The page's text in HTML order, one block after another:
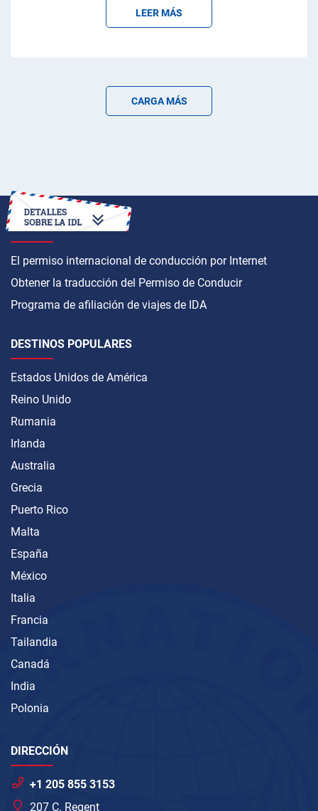
LEER MÁS
CARGA MÁS
CÓMO OBTENER
El permiso internacional de conducción por Internet
Obtener la traducción del Permiso de Conducir
Programa de afiliación de viajes de IDA
DESTINOS POPULARES
Estados Unidos de América
Reino Unido
Rumania
Irlanda
Australia
Grecia
Puerto Rico
Malta
España
México
Italia
Francia
Tailandia
Canadá
India
Polonia
DIRECCIÓN
+1 205 855 3153
207 C. Regent